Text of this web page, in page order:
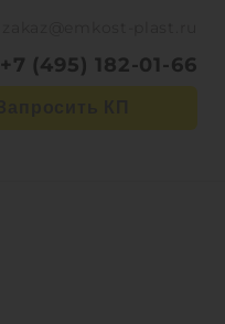
+7 (495) 182-01-66